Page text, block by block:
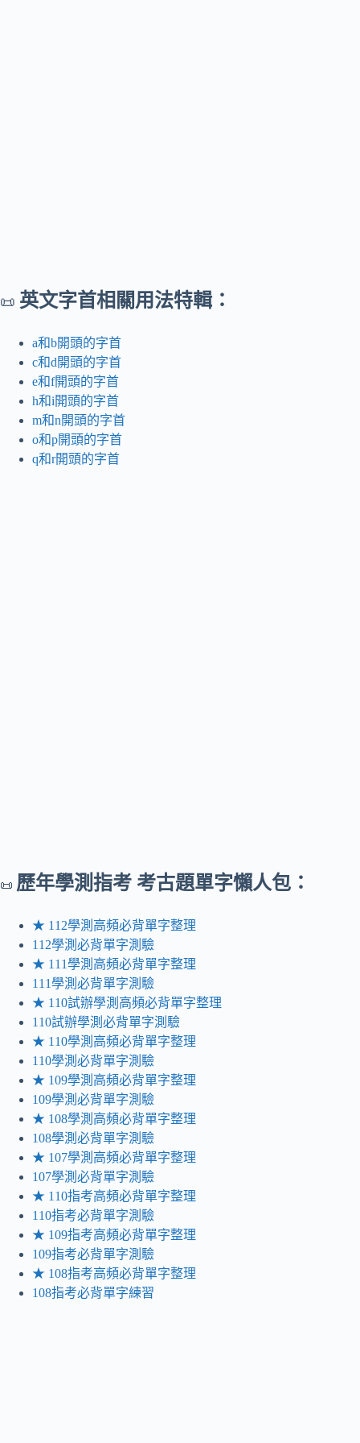
📜 英文字首相關用法特輯：
a和b開頭的字首
c和d開頭的字首
e和f開頭的字首
h和i開頭的字首
m和n開頭的字首
o和p開頭的字首
q和r開頭的字首
📜 歷年學測指考 考古題單字懶人包：
★ 112學測高頻必背單字整理
112學測必背單字測驗
★ 111學測高頻必背單字整理
111學測必背單字測驗
★ 110試辦學測高頻必背單字整理
110試辦學測必背單字測驗
★ 110學測高頻必背單字整理
110學測必背單字測驗
★ 109學測高頻必背單字整理
109學測必背單字測驗
★ 108學測高頻必背單字整理
108學測必背單字測驗
★ 107學測高頻必背單字整理
107學測必背單字測驗
★ 110指考高頻必背單字整理
110指考必背單字測驗
★ 109指考高頻必背單字整理
109指考必背單字測驗
★ 108指考高頻必背單字整理
108指考必背單字練習